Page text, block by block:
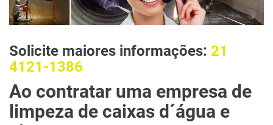
Solicite maiores informações: 21
4121-1386
Ao contratar uma empresa de
limpeza de caixas d´água e